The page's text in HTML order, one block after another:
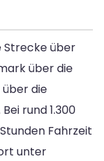
Strecke über
über die
die
rund 1.300
Fahrzeit
unter